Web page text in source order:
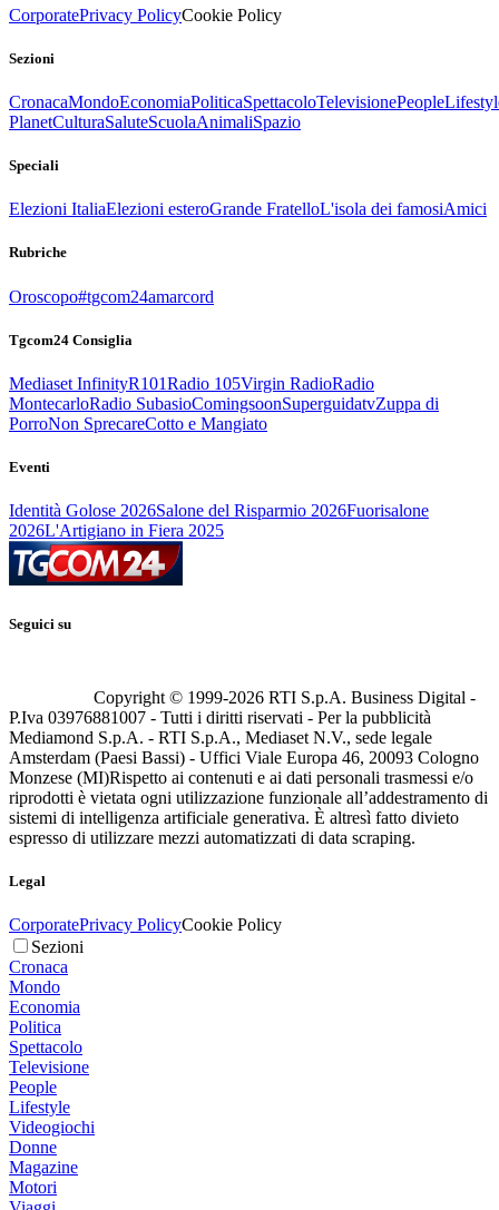
CorporatePrivacy PolicyCookie Policy
Sezioni
CronacaMondoEconomiaPoliticaSpettacoloTelevisionePeople
PlanetCulturaSaluteScuolaAnimaliSpazio
Speciali
Elezioni ItaliaElezioni esteroGrande FratelloL'isola dei famosiAmici
Rubriche
Oroscopo#tgcom24amarcord
Tgcom24 Consiglia
Mediaset InfinityR101Radio 105Virgin RadioRadio
MontecarloRadio SubasioComingsoonSuperguidatvZuppa di
PorroNon SprecareCotto e Mangiato
Eventi
Identità Golose 2026Salone del Risparmio 2026Fuorisalone
2026L'Artigiano in Fiera 2025
Seguici su
Copyright © 1999-2026 RTI S.p.A. Business Digital -
P.Iva 03976881007 - Tutti i diritti riservati - Per la pubblicità
Mediamond S.p.A. - RTI S.p.A., Mediaset N.V., sede legale
Amsterdam (Paesi Bassi) - Uffici Viale Europa 46, 20093 Cologno
Monzese (MI)Rispetto ai contenuti e ai dati personali trasmessi e/o
riprodotti è vietata ogni utilizzazione funzionale all’addestramento di
sistemi di intelligenza artificiale generativa. È altresì fatto divieto
espresso di utilizzare mezzi automatizzati di data scraping.
Legal
CorporatePrivacy PolicyCookie Policy
Sezioni
Cronaca
Mondo
Economia
Politica
Spettacolo
Televisione
People
Lifestyle
Videogiochi
Donne
Magazine
Motori